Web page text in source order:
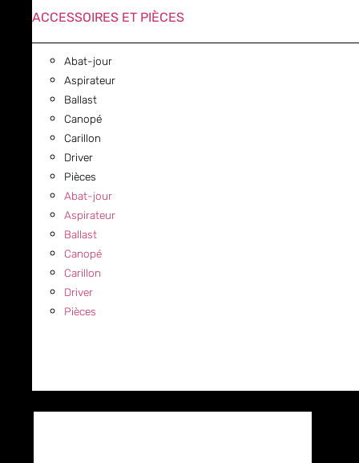
ACCESSOIRES ET PIÈCES
Abat-jour
Aspirateur
Ballast
Canopé
Carillon
Driver
Pièces
Abat-jour
Aspirateur
Ballast
Canopé
Carillon
Driver
Pièces